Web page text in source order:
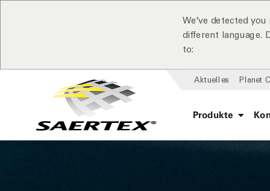
We've detected you
different language.
to:
Aktuelles Planet
Produkte